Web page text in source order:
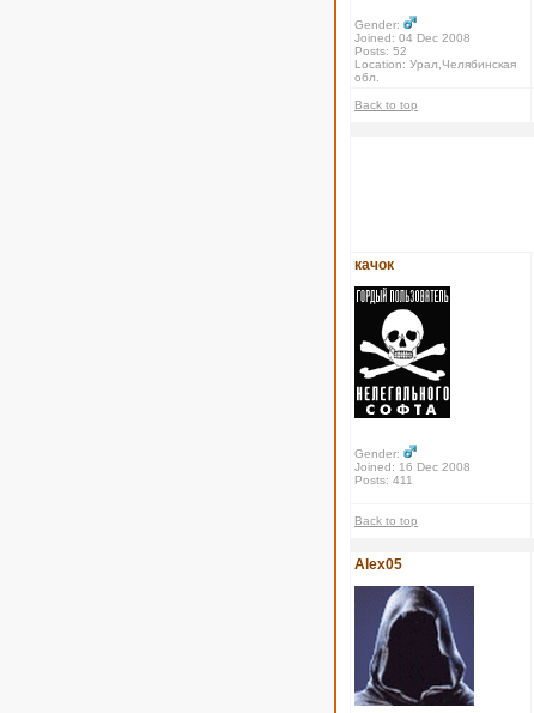
Gender:
Joined: 04 Dec 2008
Posts: 52
Location: Урал,Челябинская
обл.
Back to top
качок
Gender:
Joined: 16 Dec 2008
Posts: 411
Back to top
Alex05